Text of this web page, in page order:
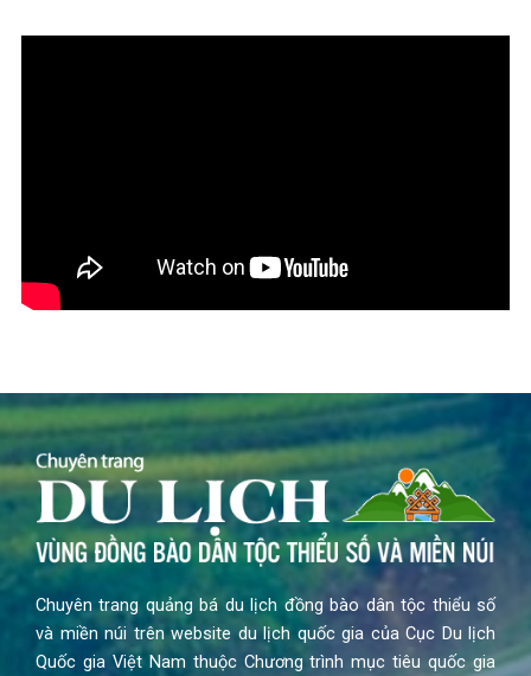
Chuyên trang quảng bá du lịch đồng bào dân tộc thiểu số
và miền núi trên website du lịch quốc gia của Cục Du lịch
Quốc gia Việt Nam thuộc Chương trình mục tiêu quốc gia